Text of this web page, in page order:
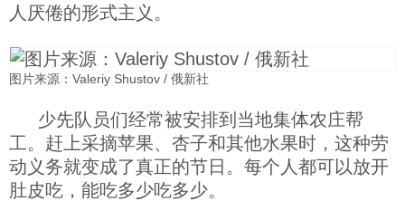
人厌倦的形式主义。
图片来源：Valeriy Shustov / 俄新社
少先队员们经常被安排到当地集体农庄帮
工。赶上采摘苹果、杏子和其他水果时，这种劳
动义务就变成了真正的节日。每个人都可以放开
肚皮吃，能吃多少吃多少。